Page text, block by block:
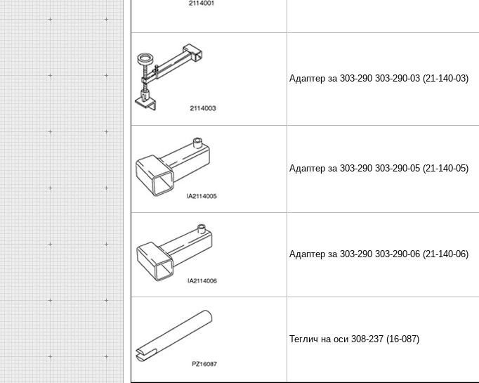
Адаптер за 303-290 303-290-03 (21-140-03)
Адаптер за 303-290 303-290-05 (21-140-05)
Адаптер за 303-290 303-290-06 (21-140-06)
Теглич на оси 308-237 (16-087)